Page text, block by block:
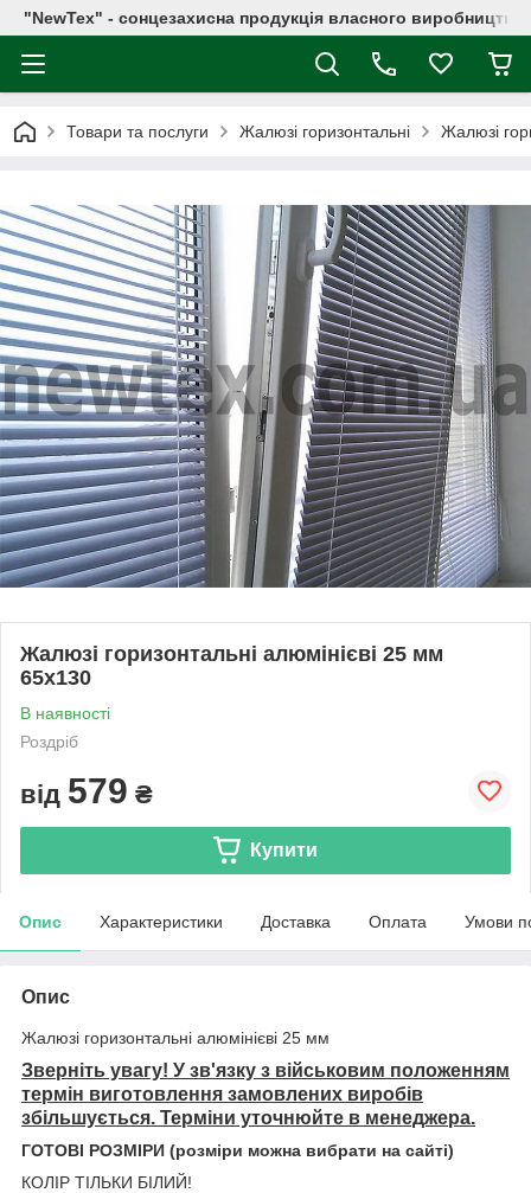
"NewTex" - сонцезахисна продукція власного виробництва
Товари та послуги Жалюзі горизонтальні Жалюзі
Жалюзі горизонтальні алюмінієві 25 мм
65х130
В наявності
Роздріб
від 579 ₴
Купити
Опис Характеристики Доставка Оплата Умови
Опис
Жалюзі горизонтальні алюмінієві 25 мм
Зверніть увагу! У зв'язку з військовим положенням
термін виготовлення замовлених виробів
збільшується. Терміни уточнюйте в менеджера.
ГОТОВІ РОЗМІРИ (розміри можна вибрати на сайті)
КОЛІР ТІЛЬКИ БІЛИЙ!